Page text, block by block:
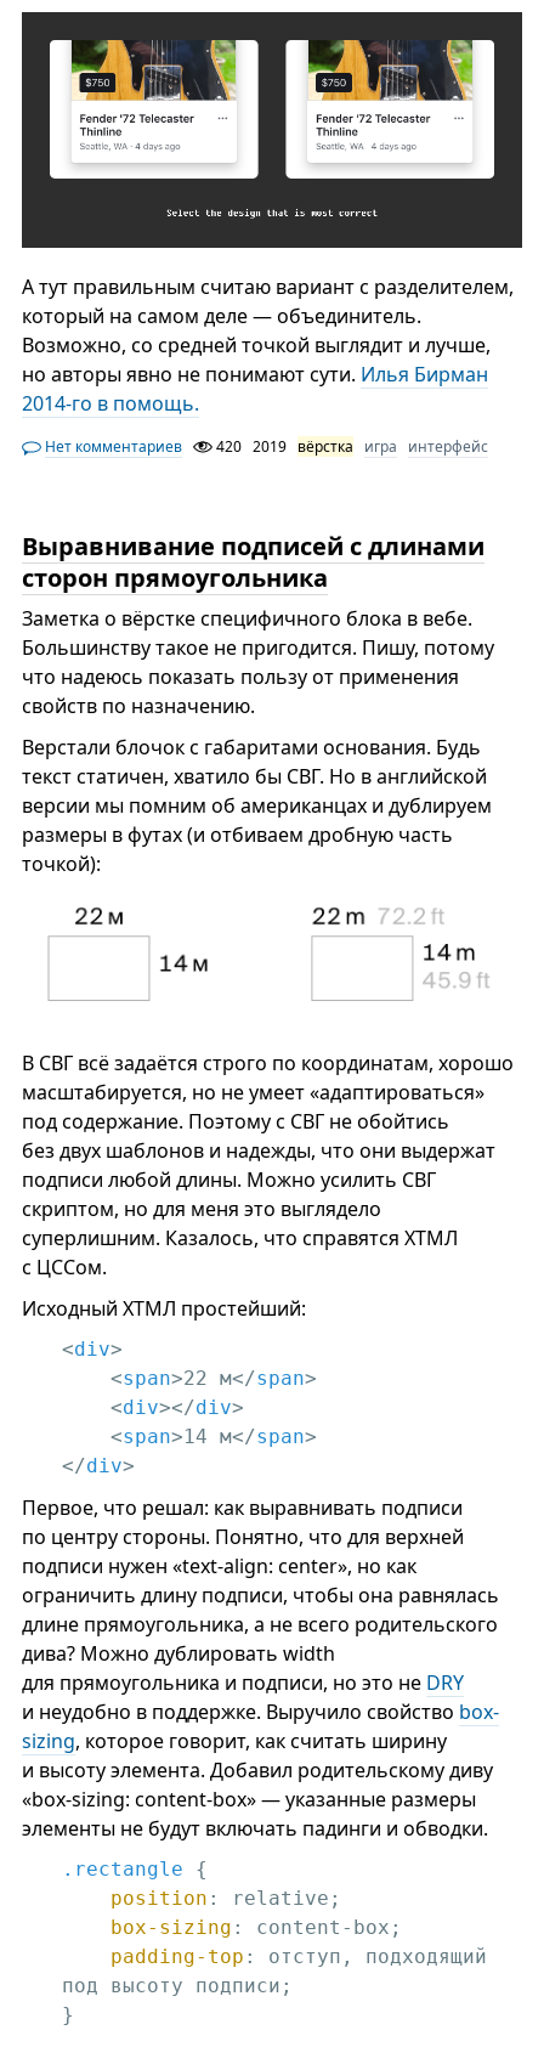
А тут правильным считаю вариант с разделителем,
который на самом деле — объединитель.
Возможно, со средней точкой выглядит и лучше,
но авторы явно не понимают сути. Илья Бирман
2014-го в помощь.
Нет комментариев 420 2019 вёрстка игра интерфейс
Выравнивание подписей с длинами
сторон прямоугольника
Заметка о вёрстке специфичного блока в вебе.
Большинству такое не пригодится. Пишу, потому
что надеюсь показать пользу от применения
свойств по назначению.
Верстали блочок с габаритами основания. Будь
текст статичен, хватило бы СВГ. Но в английской
версии мы помним об американцах и дублируем
размеры в футах (и отбиваем дробную часть
точкой):
В СВГ всё задаётся строго по координатам, хорошо
масштабируется, но не умеет «адаптироваться»
под содержание. Поэтому c СВГ не обойтись
без двух шаблонов и надежды, что они выдержат
подписи любой длины. Можно усилить СВГ
скриптом, но для меня это выглядело
суперлишним. Казалось, что справятся ХТМЛ
с ЦССом.
Исходный ХТМЛ простейший:
<div>
<span>22 м</span>
<div></div>
<span>14 м</span>
</div>
Первое, что решал: как выравнивать подписи
по центру стороны. Понятно, что для верхней
подписи нужен «text-align: center», но как
ограничить длину подписи, чтобы она равнялась
длине прямоугольника, а не всего родительского
дива? Можно дублировать width
для прямоугольника и подписи, но это не DRY
и неудобно в поддержке. Выручило свойство box-
sizing, которое говорит, как считать ширину
и высоту элемента. Добавил родительскому диву
«box-sizing: content-box» — указанные размеры
элементы не будут включать падинги и обводки.
.rectangle {
position : relative;
box-sizing : content-box;
padding-top : отступ, подходящий
под высоту подписи;
}